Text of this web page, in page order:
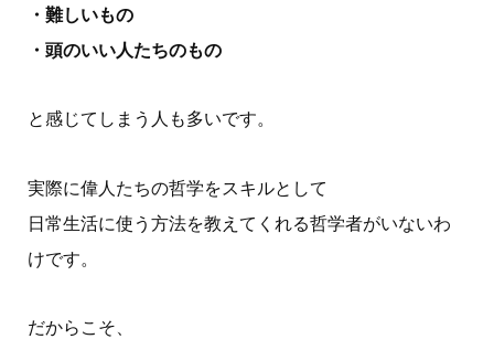
・難しいもの
・頭のいい人たちのもの
と感じてしまう人も多いです。
実際に偉人たちの哲学をスキルとして
日常生活に使う方法を教えてくれる哲学者がいないわ
けです。
だからこそ、